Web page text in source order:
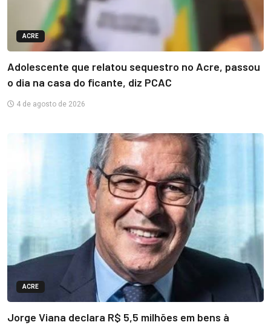
ACRE
Adolescente que relatou sequestro no Acre, passou
o dia na casa do ficante, diz PCAC
4 de agosto de 2026
ACRE
Jorge Viana declara R$ 5,5 milhões em bens à